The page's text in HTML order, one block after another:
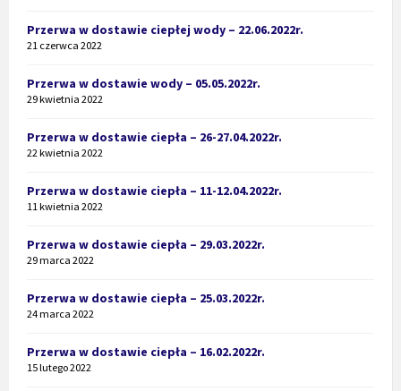
Przerwa w dostawie ciepłej wody – 22.06.2022r.
21 czerwca 2022
Przerwa w dostawie wody – 05.05.2022r.
29 kwietnia 2022
Przerwa w dostawie ciepła – 26-27.04.2022r.
22 kwietnia 2022
Przerwa w dostawie ciepła – 11-12.04.2022r.
11 kwietnia 2022
Przerwa w dostawie ciepła – 29.03.2022r.
29 marca 2022
Przerwa w dostawie ciepła – 25.03.2022r.
24 marca 2022
Przerwa w dostawie ciepła – 16.02.2022r.
15 lutego 2022